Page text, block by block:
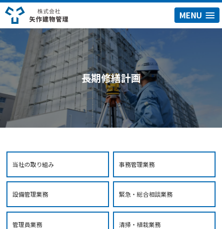
MENU
長期修繕計画
当社の取り組み 事務管理業務
設備管理業務 緊急・総合相談業務
管理員業務 清掃・植栽業務